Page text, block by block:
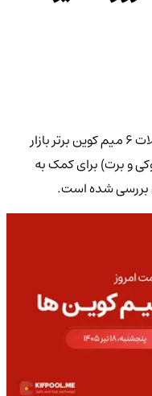
قیمت، تغییرات 24 ساعته و حجم معاملات 6 میم کوین برتر بازار
و برت) برای کمک به
بررسی شده است.